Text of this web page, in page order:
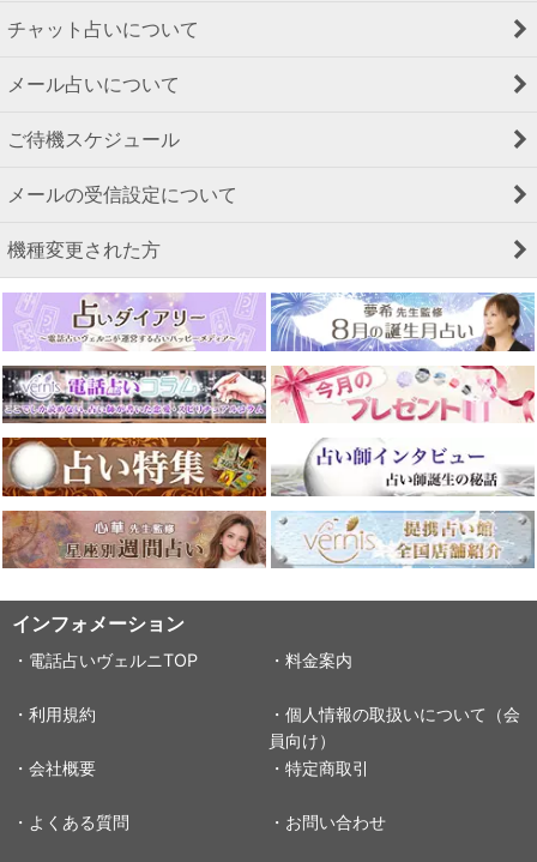
チャット占いについて
メール占いについて
ご待機スケジュール
メールの受信設定について
機種変更された方
インフォメーション
・電話占いヴェルニTOP ・料金案内
・利用規約
・個人情報の取扱いについて（会
員向け）
・会社概要
・特定商取引
・よくある質問 ・お問い合わせ